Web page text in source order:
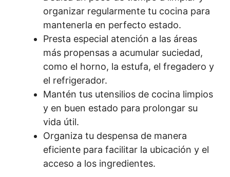
organizar regularmente tu cocina para
mantenerla en perfecto estado.
Presta especial atención a las áreas
más propensas a acumular suciedad,
como el horno, la estufa, el fregadero y
el refrigerador.
Mantén tus utensilios de cocina limpios
y en buen estado para prolongar su
vida útil.
Organiza tu despensa de manera
eficiente para facilitar la ubicación y el
acceso a los ingredientes.